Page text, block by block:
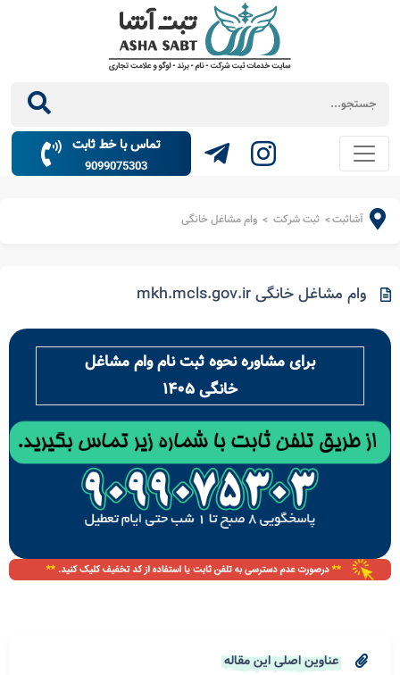
تماس با خط ثابت
9099075303
آشاثبت> ثبت شرکت > وام مشاغل خانگی
وام مشاغل خانگی mkh.mcls.gov.ir
برای مشاوره نحوه ثبت نام وام مشاغل
خانگی ۱۴۰۵
عناوین اصلی این مقاله